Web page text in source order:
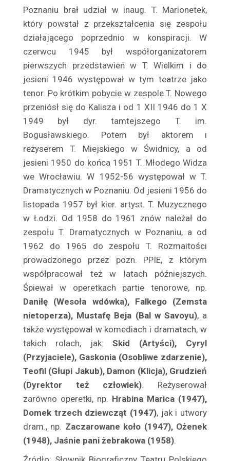
Barwiński Henryk
Baryka Eugeniusz
Batycka Zofia
Baurska – Wiśniewska Halina
Bay Rydzewski Marcin
Bedlewicz Franciszek
Bednarczyk Antoni
Bednarzewska Konstancja
Bełkowska Halina
Belska Klara
Belski Stanisław
Benda Karol
Bender Edward
Benita Ina
Benoni Sergiusz
Berowska Jadwiga
Berson Kozłowska Izabela
Bestani Sława
Betcherowa Stefania
Beval Tadeusz
Białkowska Zofia
Białkowski Tadeusz
Białoszczyński Tadeusz
Biedrzycka Elwira
Biegański Wiktor
Bielecki Marian
Bielenia Jerzy
Bielewicz Zofia
Bielicka Maria
Poznaniu brał udział w inaug. T. Marionetek,
który powstał z przekształcenia się ze­społu
działającego poprzednio w konspiracji. W
czerwcu 1945 był współorganizatorem
pierwszych przedstawień w T. Wielkim i do
jesieni 1946 wy­stępował w tym teatrze jako
tenor. Po krótkim pobycie w zespole T. Nowego
przeniósł się do Kalisza i od 1 XII 1946 do 1 X
1949 był dyr. tamtejszego T. im.
Bogusławskiego. Potem był akto­rem i
reżyserem T. Miejskiego w Świdnicy, a od
jesieni 1950 do końca 1951 T. Młodego Widza
we Wrocławiu. W 1952-56 występował w T.
Drama­tycznych w Poznaniu. Od jesieni 1956 do
listopada 1957 był kier. artyst. T. Muzycznego
w Łodzi. Od 1958 do 1961 znów należał do
zespołu T. Drama­tycznych w Poznaniu, a od
1962 do 1965 do zespołu T. Rozmaitości
prowadzonego przez pozn. PPIE, z którym
współpracował też w latach późniejszych.
Śpiewał w operetkach partie tenorowe, np.
Daniłę (Wesoła wdówka), Falkego (Zemsta
nietoperza), Mu­stafę Beja (Bal w Savoyu), a
także występował w komediach i dramatach, w
takich rolach, jak:Skid (Artyści), Cyryl
(Przyjaciele), Gaskonia (Osobliwe zdarzenie),
Teofil (Głupi Jakub), Damon (Klicja), Grudzień
(Dyrektor też człowiek). Reżyserował
zarówno operetki, np. Hrabina Marica (1947),
Domek trzech dziewcząt (1947), jak i utwory
dram., np. Zaczarowane koło (1947), Ożenek
(1948), Jaśnie pani żebrakowa (1958).